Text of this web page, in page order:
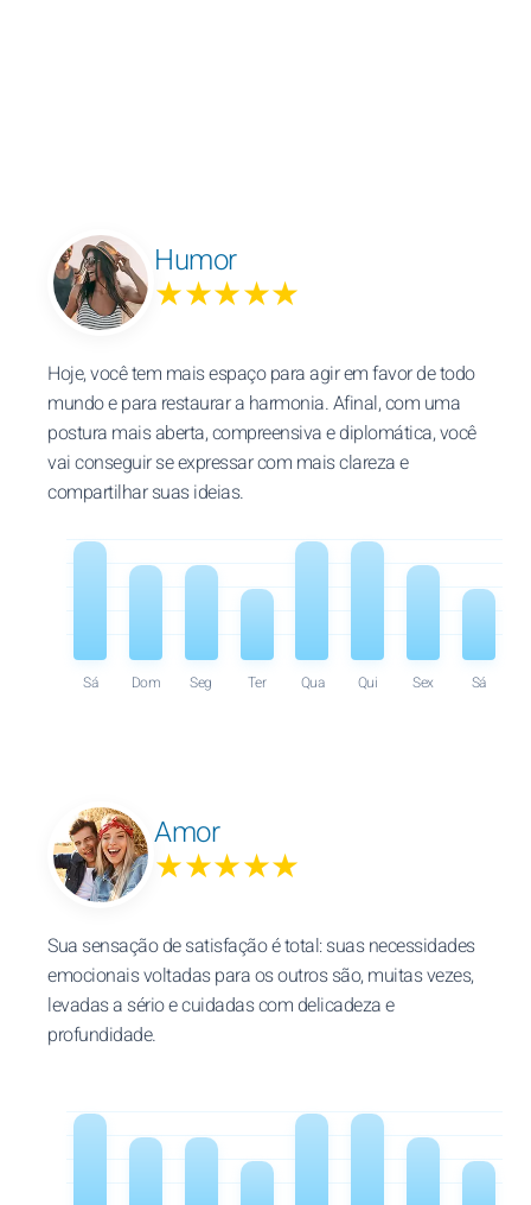
Humor
★★★★★
Hoje, você tem mais espaço para agir em favor de todo
mundo e para restaurar a harmonia. Afinal, com uma
postura mais aberta, compreensiva e diplomática, você
vai conseguir se expressar com mais clareza e
compartilhar suas ideias.
Sá Dom Seg Ter Qua Qui Sex Sá
Amor
★★★★★
Sua sensação de satisfação é total: suas necessidades
emocionais voltadas para os outros são, muitas vezes,
levadas a sério e cuidadas com delicadeza e
profundidade.